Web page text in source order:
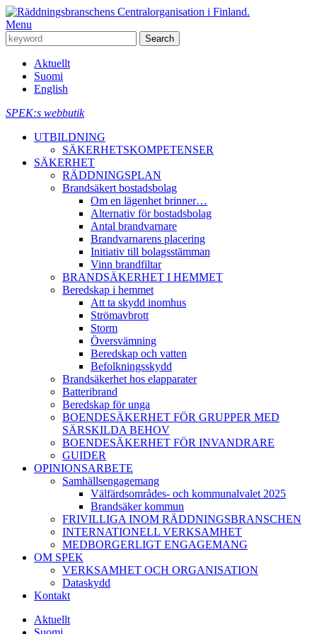
Menu
Aktuellt
Suomi
English
SPEK:s webbutik
UTBILDNING
SÄKERHETSKOMPETENSER
SÄKERHET
RÄDDNINGSPLAN
Brandsäkert bostadsbolag
Om en lägenhet brinner…
Alternativ för bostadsbolag
Antal brandvarnare
Brandvarnarens placering
Initiativ till bolagsstämman
Vinn brandfiltar
BRANDSÄKERHET I HEMMET
Beredskap i hemmet
Att ta skydd inomhus
Strömavbrott
Storm
Översvämning
Beredskap och vatten
Befolkningsskydd
Brandsäkerhet hos elapparater
Batteribrand
Beredskap för unga
BOENDESÄKERHET FÖR GRUPPER MED
SÄRSKILDA BEHOV
BOENDESÄKERHET FÖR INVANDRARE
GUIDER
OPINIONSARBETE
Samhällsengagemang
Välfärdsområdes- och kommunalvalet 2025
Brandsäker kommun
FRIVILLIGA INOM RÄDDNINGSBRANSCHEN
INTERNATIONELL VERKSAMHET
MEDBORGERLIGT ENGAGEMANG
OM SPEK
VERKSAMHET OCH ORGANISATION
Dataskydd
Kontakt
Aktuellt